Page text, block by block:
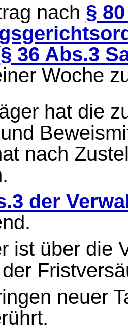
nach §
§ 36 Abs.3
Woche
hat die
nach
der
ist über die
neuer